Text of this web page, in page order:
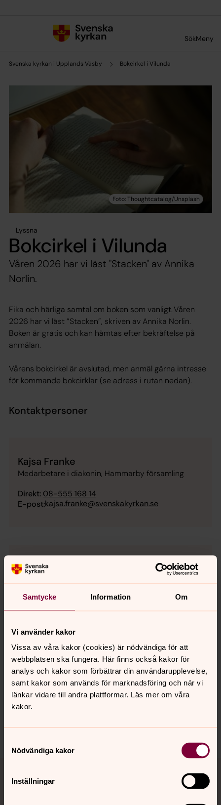
Samtycke Information Om
Vi använder kakor
Vissa av våra kakor (cookies) är nödvändiga för att
webbplatsen ska fungera. Här finns också kakor för
analys och kakor som förbättrar din användarupplevelse,
samt kakor som används för marknadsföring och när vi
länkar vidare till andra plattformar. Läs mer om våra
kakor.
Nödvändiga kakor
Inställningar
SökMeny
Svenska kyrkan i Upplands Väsby Bokcirkel i Vilunda
Lyssna
Bokcirkel i Vilunda
Våren 2026 har vi läst "Stacken" av Annika
Norlin.
Fika och härliga samtal om boken som vanligt. Våren
2026 har vi läst ”Stacken”, skriven av Annika Norlin.
Boken är gratis och kan hämtas efter bekräftelse på
anmälan.
Vårens bokcirkel är avslutad, men anmäl gärna intresse
för kommande bokcirklar (se adress i rutan nedan).
Kontaktpersoner
Kajsa Franke
Medarbetare i diakonin, Hammarby församling
Direkt: 08-555 168 14
E-post:kajsa.franke@svenskakyrkan.se
Mikaela Söderberg
Församlingspedagog, Hammarby församling
Direkt:08-555 168 17
E-post:mikaela.soderberg@svenskakyrkan.se
Senast ändrad 30 april 2026
Synpunkter eller frågor på sidans
innehåll?
Dela